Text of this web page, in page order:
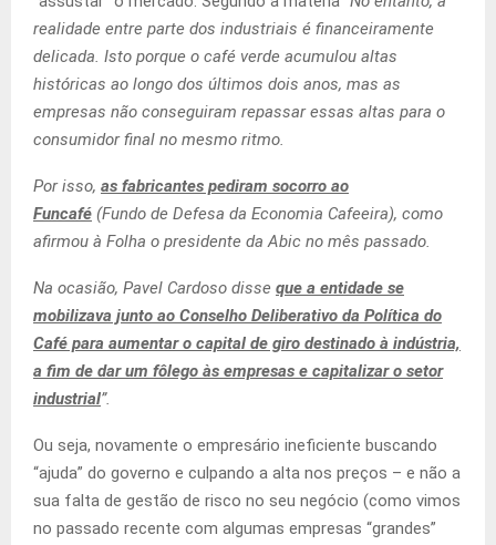
realidade entre parte dos industriais é financeiramente
delicada. Isto porque o café verde acumulou altas
históricas ao longo dos últimos dois anos, mas as
empresas não conseguiram repassar essas altas para o
consumidor final no mesmo ritmo.
Por isso, as fabricantes pediram socorro ao
Funcafé (Fundo de Defesa da Economia Cafeeira), como
afirmou à Folha o presidente da Abic no mês passado.
Na ocasião, Pavel Cardoso disse que a entidade se
mobilizava junto ao Conselho Deliberativo da Política do
Café para aumentar o capital de giro destinado à indústria,
a fim de dar um fôlego às empresas e capitalizar o setor
industrial”.
Ou seja, novamente o empresário ineficiente buscando
“ajuda” do governo e culpando a alta nos preços – e não a
sua falta de gestão de risco no seu negócio (como vimos
no passado recente com algumas empresas “grandes”